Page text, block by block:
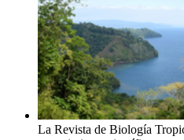
La Revista de Biología